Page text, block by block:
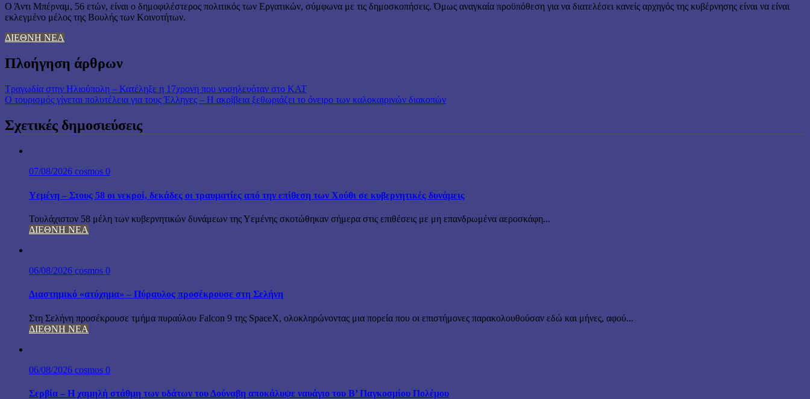
Ο Άντι Μπέρναμ, 56 ετών, είναι ο δημοφιλέστερος πολιτικός των Εργατικών, σύμφωνα με τις δημοσκοπήσεις. Όμως αναγκαία προϋπόθεση για να διατελέσει κανείς αρχηγός της κυβέρνησης είναι να είναι
εκλεγμένο μέλος της Βουλής των Κοινοτήτων.
ΔΙΕΘΝΗ ΝΕΑ
Πλοήγηση άρθρων
Τραγωδία στην Ηλιούπολη – Κατέληξε η 17χρονη που νοσηλευόταν στο ΚΑΤ
Ο τουρισμός γίνεται πολυτέλεια για τους Έλληνες – Η ακρίβεια ξεθωριάζει το όνειρο των καλοκαιρινών διακοπών
Σχετικές δημοσιεύσεις
07/08/2026 cosmos 0
Υεμένη – Στους 58 οι νεκροί, δεκάδες οι τραυματίες από την επίθεση των Χούθι σε κυβερνητικές δυνάμεις
Τουλάχιστον 58 μέλη των κυβερνητικών δυνάμεων της Υεμένης σκοτώθηκαν σήμερα στις επιθέσεις με μη επανδρωμένα αεροσκάφη...
ΔΙΕΘΝΗ ΝΕΑ
06/08/2026 cosmos 0
Διαστημικό «ατύχημα» – Πύραυλος προσέκρουσε στη Σελήνη
Στη Σελήνη προσέκρουσε τμήμα πυραύλου Falcon 9 της SpaceX, ολοκληρώνοντας μια πορεία που οι επιστήμονες παρακολουθούσαν εδώ και μήνες, αφού...
ΔΙΕΘΝΗ ΝΕΑ
06/08/2026 cosmos 0
Σερβία – Η χαμηλή στάθμη των υδάτων του Δούναβη αποκάλυψε ναυάγιο του Β’ Παγκοσμίου Πολέμου